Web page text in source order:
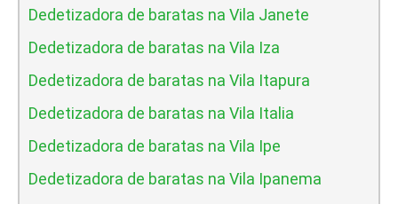
Dedetizadora de baratas na Vila Janete
Dedetizadora de baratas na Vila Iza
Dedetizadora de baratas na Vila Itapura
Dedetizadora de baratas na Vila Italia
Dedetizadora de baratas na Vila Ipe
Dedetizadora de baratas na Vila Ipanema